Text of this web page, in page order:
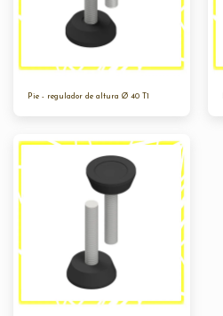
Pie - regulador de altura Ø 40 T1